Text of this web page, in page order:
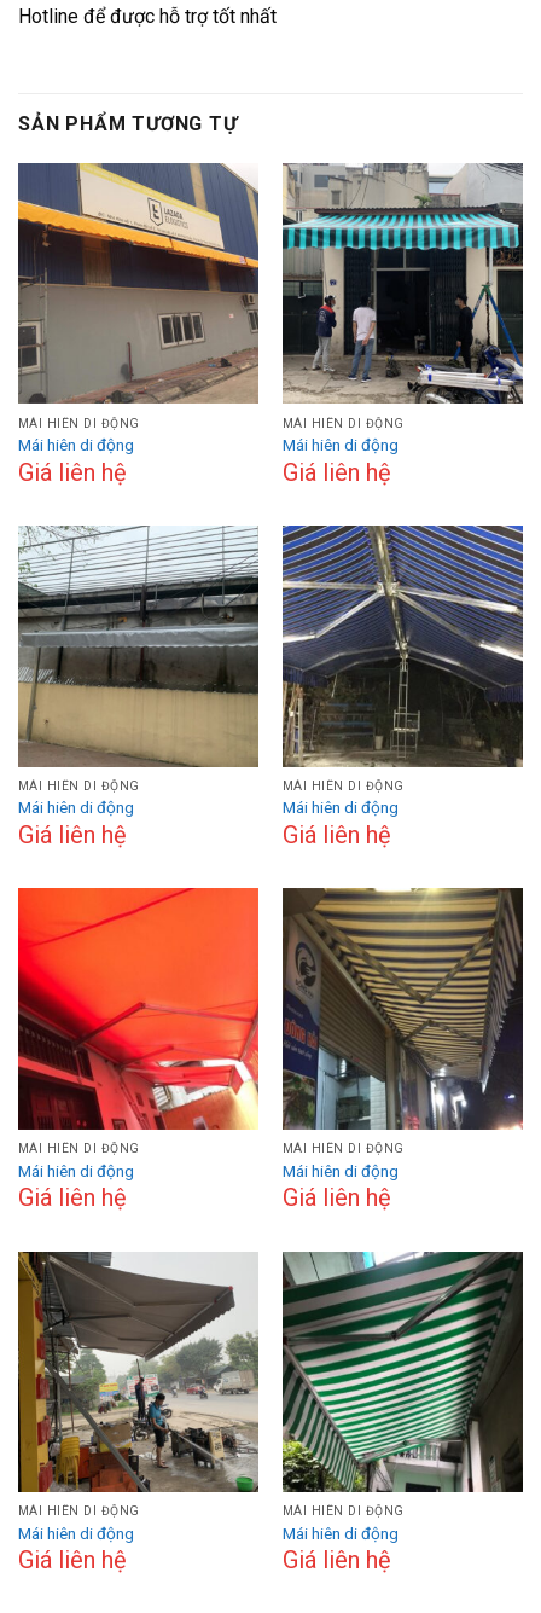
Hotline để được hỗ trợ tốt nhất
SẢN PHẨM TƯƠNG TỰ
MÁI HIÊN DI ĐỘNG
Mái hiên di động
Giá liên hệ
MÁI HIÊN DI ĐỘNG
Mái hiên di động
Giá liên hệ
MÁI HIÊN DI ĐỘNG
Mái hiên di động
Giá liên hệ
MÁI HIÊN DI ĐỘNG
Mái hiên di động
Giá liên hệ
MÁI HIÊN DI ĐỘNG
Mái hiên di động
Giá liên hệ
MÁI HIÊN DI ĐỘNG
Mái hiên di động
Giá liên hệ
MÁI HIÊN DI ĐỘNG
Mái hiên di động
Giá liên hệ
MÁI HIÊN DI ĐỘNG
Mái hiên di động
Giá liên hệ